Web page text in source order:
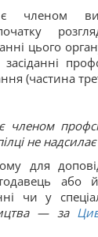
членом
цього
(частина
членом
не надсилає
для
або
чи у
— за